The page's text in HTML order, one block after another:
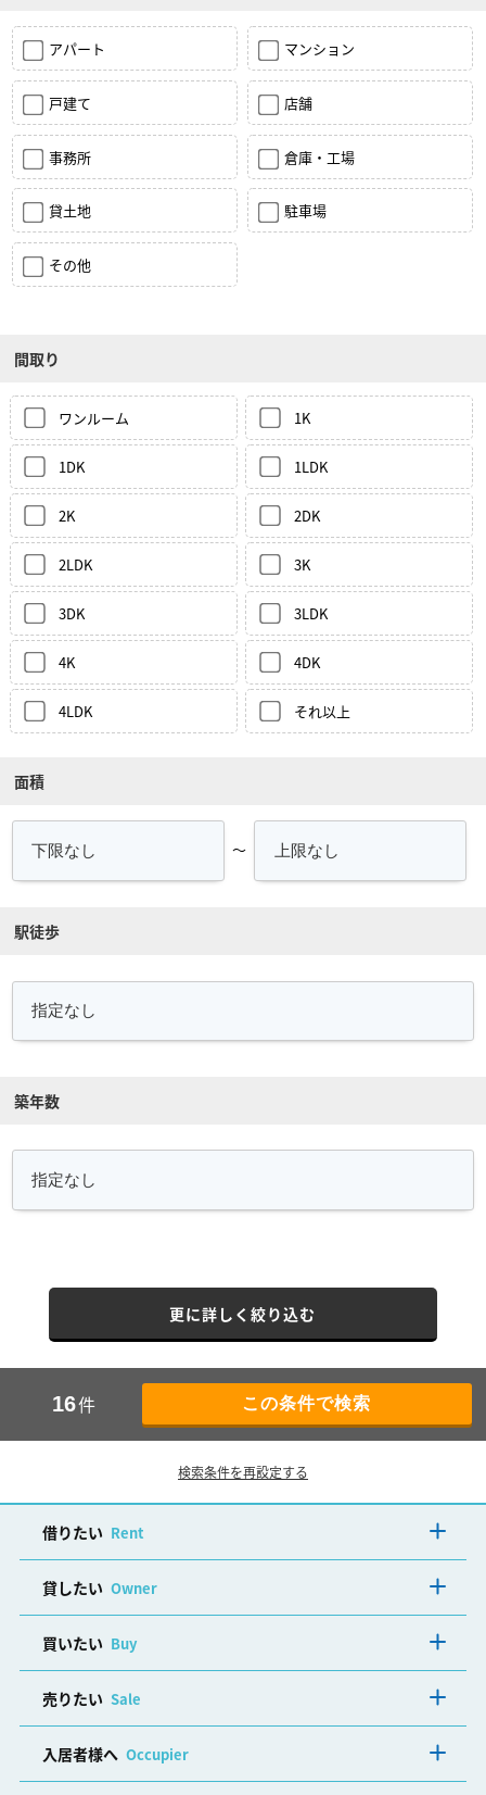
アパート マンション
戸建て 店舗
事務所 倉庫・工場
貸土地 駐車場
その他
間取り
ワンルーム 1K
1DK 1LDK
2K 2DK
2LDK 3K
3DK 3LDK
4K 4DK
4LDK それ以上
面積
～
駅徒歩
築年数
更に詳しく絞り込む
16件
検索条件を再設定する
借りたい Rent
貸したい Owner
買いたい Buy
売りたい Sale
入居者様へ Occupier